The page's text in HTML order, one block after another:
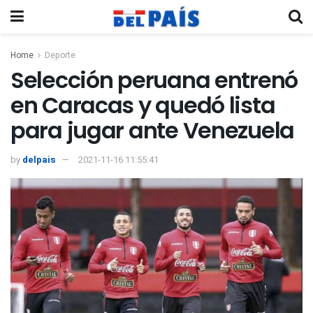
Home Deporte
Selección peruana entrenó
en Caracas y quedó lista
para jugar ante Venezuela
by delpais 2021-11-16 11:55:41